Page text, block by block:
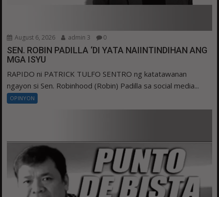
August 6, 2026 admin 3 0
SEN. ROBIN PADILLA ‘DI YATA NAIINTINDIHAN ANG
MGA ISYU
RAPIDO ni PATRICK TULFO SENTRO ng katatawanan
ngayon si Sen. Robinhood (Robin) Padilla sa social media...
OPINYON